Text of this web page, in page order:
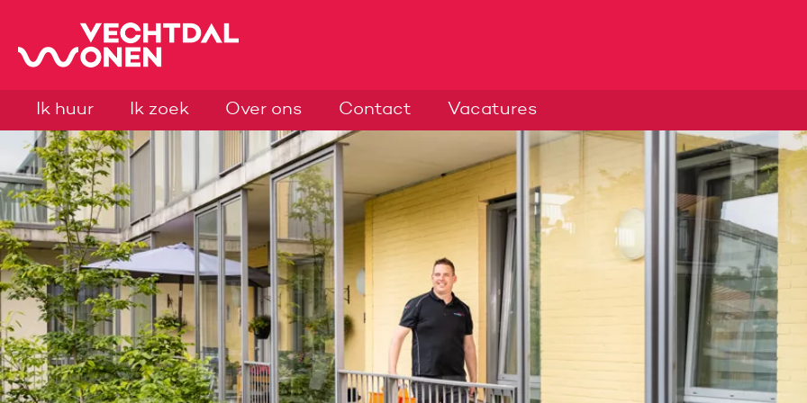
Naar hoofdinhoud
Naar hoofdnavigatiemenu
Naar zoeken
Naar de homepage
Ik huur Ik zoek Over ons Contact Vacatures